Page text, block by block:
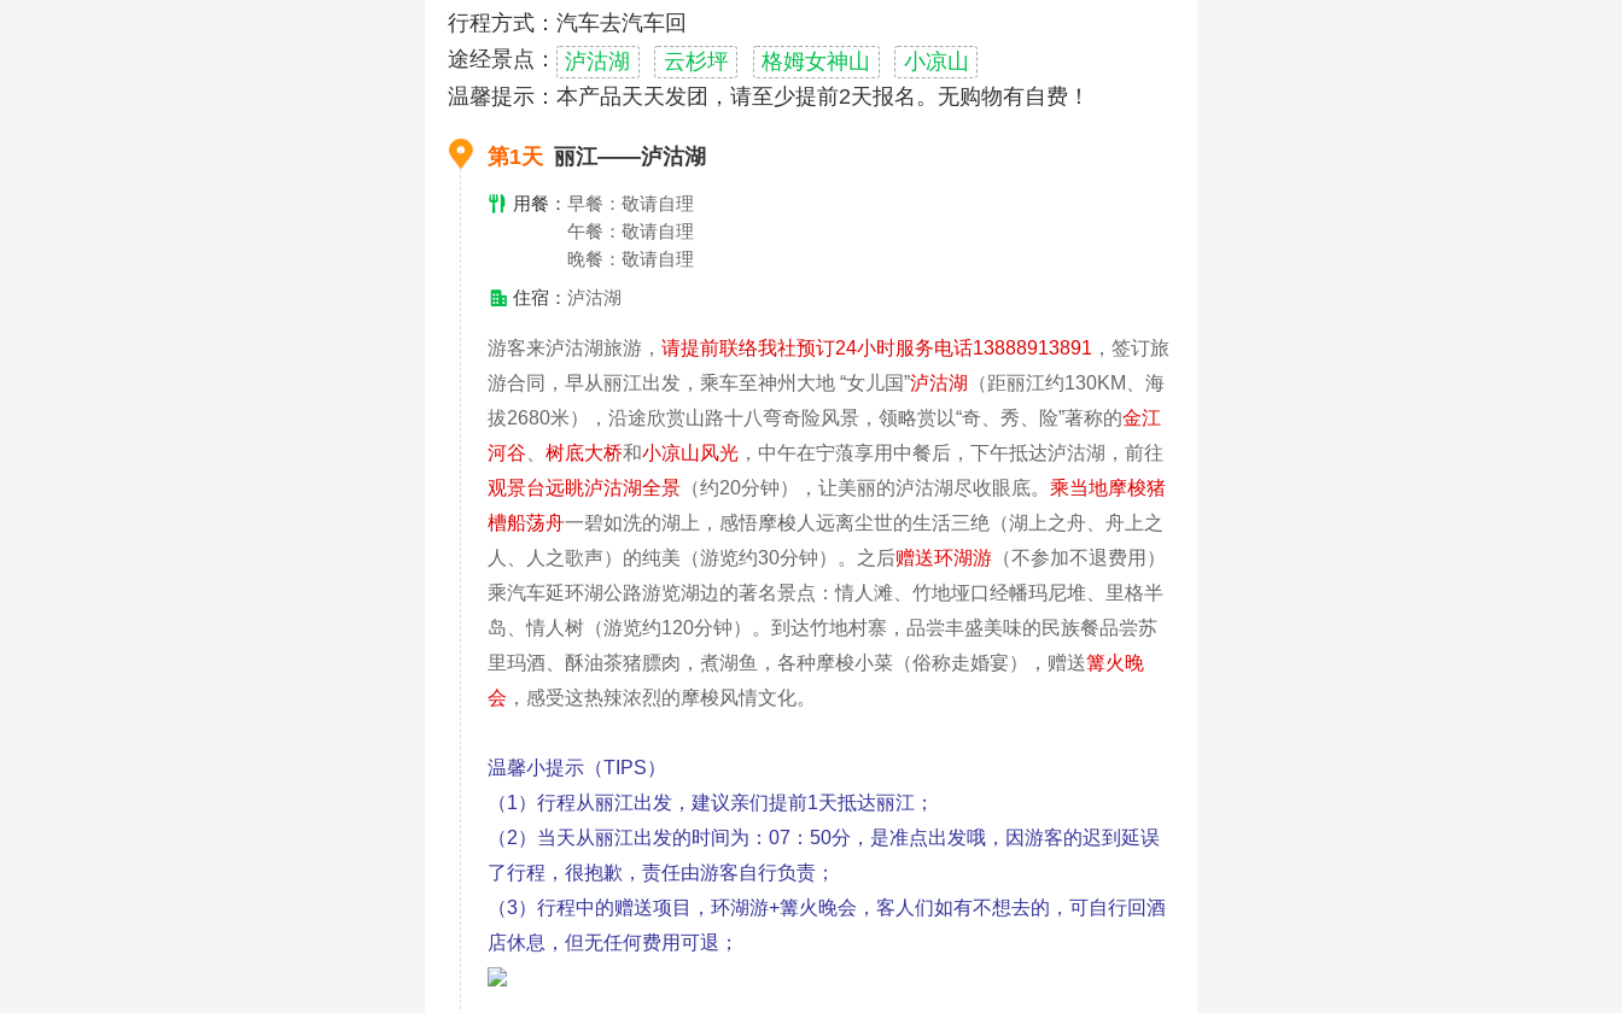
行程方式：汽车去汽车回
途经景点： 泸沽湖 云杉坪 格姆女神山
小凉山
温馨提示：本产品天天发团，请至少提前2天报名。无购物有自费！
第1天 丽江——泸沽湖
用餐： 早餐：敬请自理
午餐：敬请自理
晚餐：敬请自理
住宿： 泸沽湖
游客来泸沽湖旅游，请提前联络我社预订24小时服务电话13888913891 ，签订旅
游合同，早从丽江出发，乘车至神州大地 “女儿国”泸沽湖
（距丽江约130KM、海
拔2680米），沿途欣赏山路十八弯奇险风景，领略赏以“奇、秀、险”著称的金江
河谷 、树底大桥和小凉山风光 ，中午在宁蒗享用中餐后，下午抵达泸沽湖，前往
观景台远眺泸沽湖全景 （约20分钟），让美丽的泸沽湖尽收眼底。乘当地摩梭猪
槽船荡舟一碧如洗的湖上，感悟摩梭人远离尘世的生活三绝（湖上之舟、舟上之
人、人之歌声）的纯美（游览约30分钟）。之后赠送环湖游 （不参加不退费用）
乘汽车延环湖公路游览湖边的著名景点：情人滩、竹地垭口经幡玛尼堆、里格半
岛、情人树（游览约120分钟）。到达竹地村寨，品尝丰盛美味的民族餐品尝苏
里玛酒、酥油茶猪膘肉，煮湖鱼，各种摩梭小菜（俗称走婚宴），赠送篝火晚
会 ，感受这热辣浓烈的摩梭风情文化。
温馨小提示（TIPS）
（1）行程从丽江出发，建议亲们提前1天抵达丽江；
（2）当天从丽江出发的时间为：07：50分，是准点出发哦，因游客的迟到延误
了行程，很抱歉，责任由游客自行负责；
（3）行程中的赠送项目，环湖游+篝火晚会，客人们如有不想去的，可自行回酒
店休息，但无任何费用可退；